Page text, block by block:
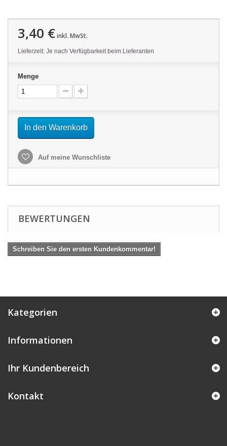
3,40 €inkl. MwSt.
Lieferzeit: Je nach Verfügbarkeit beim Lieferanten
Menge
In den Warenkorb
Auf meine Wunschliste
BEWERTUNGEN
Schreiben Sie den ersten Kundenkommentar!
Kategorien
Informationen
Ihr Kundenbereich
Kontakt